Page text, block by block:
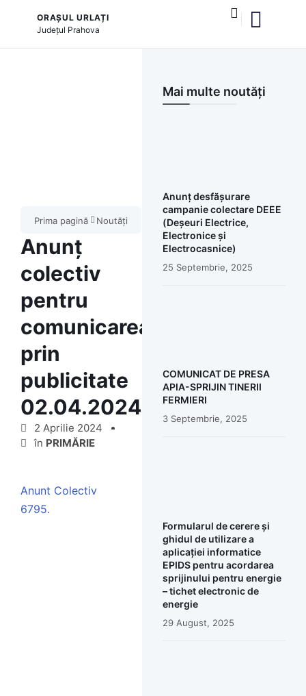
ORAȘUL URLAȚI
Județul Prahova
Prima pagină Noutăți
Anunț
colectiv
pentru
comunicarea
prin
publicitate
02.04.2024
2 Aprilie 2024
în PRIMĂRIE
Anunt Colectiv
6795.
Mai multe noutăți
Anunț desfășurare
campanie colectare DEEE
(Deșeuri Electrice,
Electronice și
Electrocasnice)
25 Septembrie, 2025
COMUNICAT DE PRESA
APIA-SPRIJIN TINERII
FERMIERI
3 Septembrie, 2025
Formularul de cerere și
ghidul de utilizare a
aplicației informatice
EPIDS pentru acordarea
sprijinului pentru energie
– tichet electronic de
energie
29 August, 2025